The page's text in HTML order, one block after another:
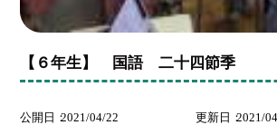
【６年生】 国語 二十四節季
公開日 2021/04/22 更新日 2021/